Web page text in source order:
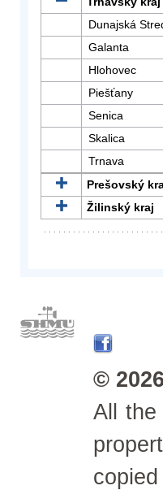
Dunajská
Galanta
Hlohovec
Piešťany
Senica
Skalica
Trnava
Prešovský
Žilinský kraj
©
All